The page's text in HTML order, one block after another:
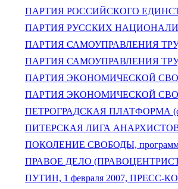
ПАРТИЯ РОССИЙСКОГО
ПАРТИЯ РУССКИХ
ПАРТИЯ САМОУПРАВЛЕНИЯ
ПАРТИЯ САМОУПРАВЛЕНИЯ
ПАРТИЯ ЭКОНОМИЧЕСКОЙ
ПАРТИЯ ЭКОНОМИЧЕСКОЙ
ПЕТРОГРАДСКАЯ ПЛАТФОРМА
ПИТЕРСКАЯ ЛИГА АНАРХИСТОВ,
ПОКОЛЕНИЕ СВОБОДЫ,
ПРАВОЕ ДЕЛО
ПУТИН, 1 февраля 2007, ПРЕСС-